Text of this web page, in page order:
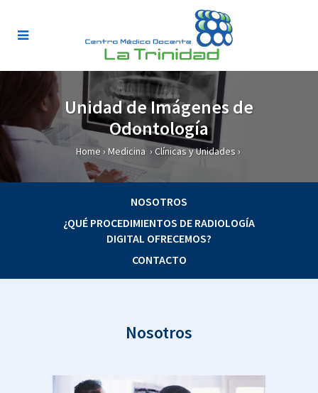
Unidad de Imágenes de
Odontología
Home › Medicina › Clínicas y Unidades ›
NOSOTROS
¿QUÉ PROCEDIMIENTOS DE RADIOLOGÍA
DIGITAL OFRECEMOS?
CONTACTO
Nosotros